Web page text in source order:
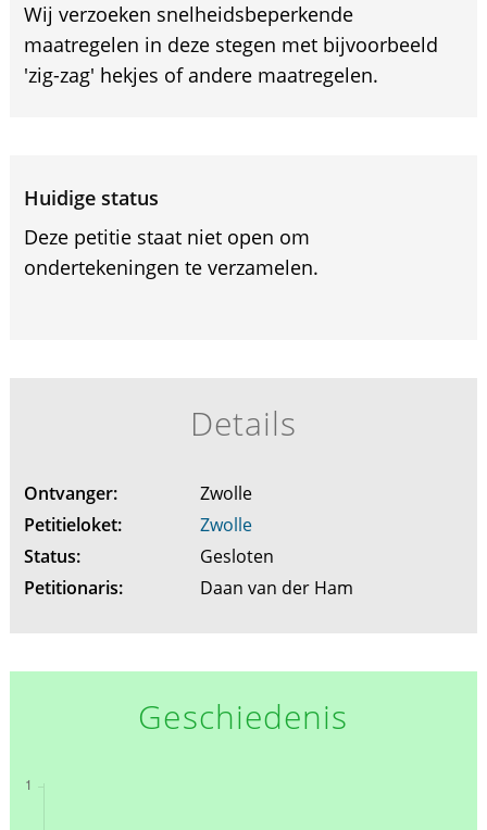
Wij verzoeken snelheidsbeperkende
maatregelen in deze stegen met bijvoorbeeld
'zig-zag' hekjes of andere maatregelen.
Huidige status
Deze petitie staat niet open om
ondertekeningen te verzamelen.
Details
Ontvanger:
Zwolle
Petitieloket:
Zwolle
Status:
Gesloten
Petitionaris:
Daan van der Ham
Geschiedenis